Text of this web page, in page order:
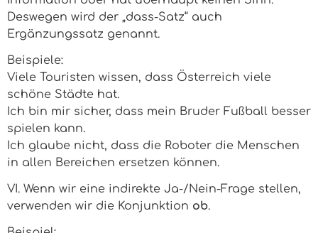
Deswegen wird der „dass-Satz“ auch
Ergänzungssatz genannt.
Beispiele:
Viele Touristen wissen, dass Österreich viele
schöne Städte hat.
Ich bin mir sicher, dass mein Bruder Fußball besser
spielen kann.
Ich glaube nicht, dass die Roboter die Menschen
in allen Bereichen ersetzen können.
VI. Wenn wir eine indirekte Ja-/Nein-Frage stellen,
verwenden wir die Konjunktion ob.